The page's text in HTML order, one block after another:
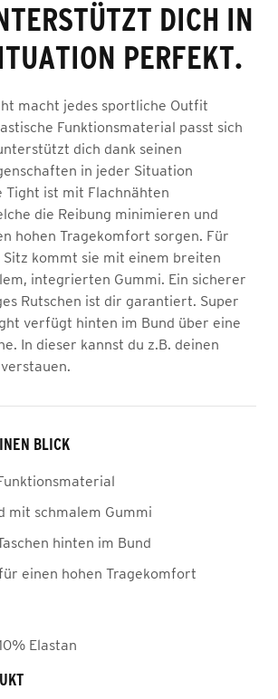
DICH IN
PERFEKT.
macht jedes sportliche Outfit
Funktionsmaterial passt sich
dich dank seinen
in jeder Situation
Tight ist mit Flachnähten
die Reibung minimieren und
hohen Tragekomfort sorgen. Für
kommt sie mit einem breiten
integrierten Gummi. Ein sicherer
Rutschen ist dir garantiert. Super
verfügt hinten im Bund über eine
In dieser kannst du z.B. deinen
BLICK
mit schmalem Gummi
hinten im Bund
einen hohen Tragekomfort
Elastan